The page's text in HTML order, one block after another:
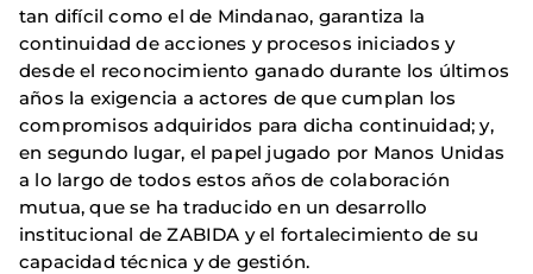
tan difícil como el de Mindanao, garantiza la
continuidad de acciones y procesos iniciados y
desde el reconocimiento ganado durante los últimos
años la exigencia a actores de que cumplan los
compromisos adquiridos para dicha continuidad; y,
en segundo lugar, el papel jugado por Manos Unidas
a lo largo de todos estos años de colaboración
mutua, que se ha traducido en un desarrollo
institucional de ZABIDA y el fortalecimiento de su
capacidad técnica y de gestión.